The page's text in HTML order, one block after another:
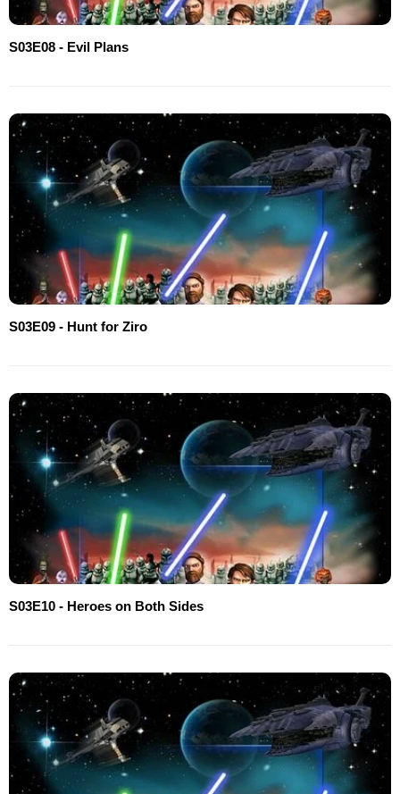
S03E08 - Evil Plans
S03E09 - Hunt for Ziro
S03E10 - Heroes on Both Sides